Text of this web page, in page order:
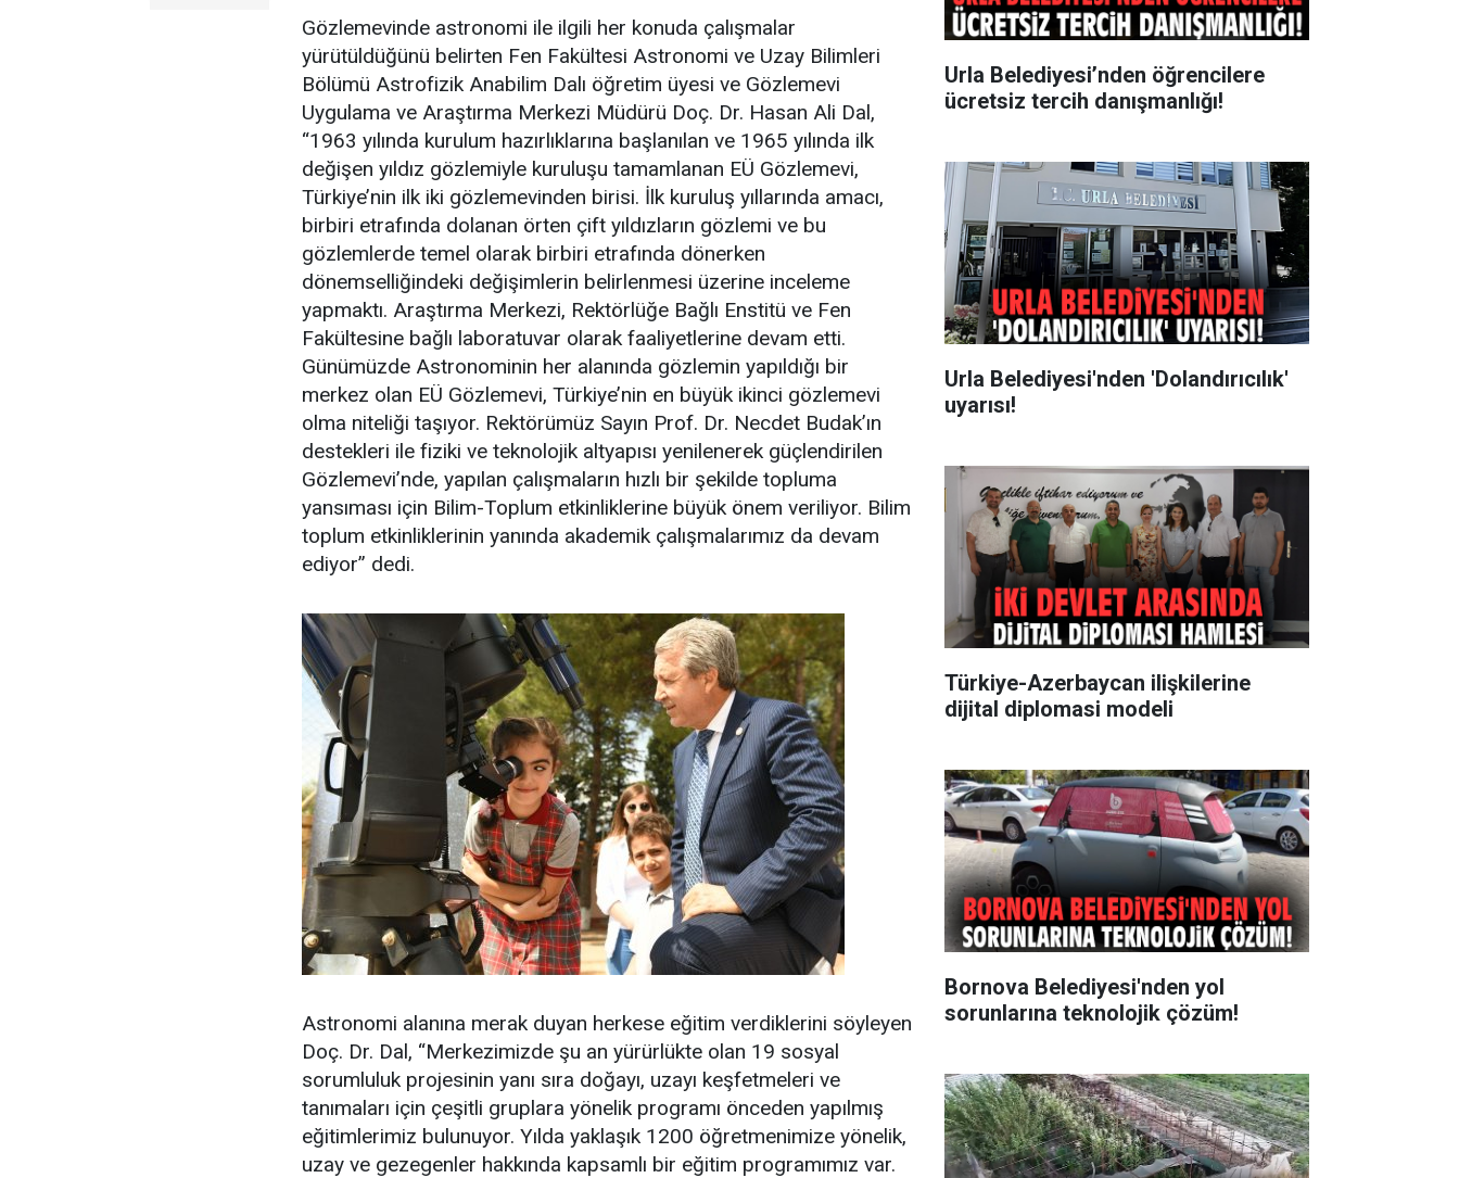
Gözlemevinde astronomi ile ilgili her konuda çalışmalar
yürütüldüğünü belirten Fen Fakültesi Astronomi ve Uzay Bilimleri
Bölümü Astrofizik Anabilim Dalı öğretim üyesi ve Gözlemevi
Uygulama ve Araştırma Merkezi Müdürü Doç. Dr. Hasan Ali Dal,
“1963 yılında kurulum hazırlıklarına başlanılan ve 1965 yılında ilk
değişen yıldız gözlemiyle kuruluşu tamamlanan EÜ Gözlemevi,
Türkiye’nin ilk iki gözlemevinden birisi. İlk kuruluş yıllarında amacı,
birbiri etrafında dolanan örten çift yıldızların gözlemi ve bu
gözlemlerde temel olarak birbiri etrafında dönerken
dönemselliğindeki değişimlerin belirlenmesi üzerine inceleme
yapmaktı. Araştırma Merkezi, Rektörlüğe Bağlı Enstitü ve Fen
Fakültesine bağlı laboratuvar olarak faaliyetlerine devam etti.
Günümüzde Astronominin her alanında gözlemin yapıldığı bir
merkez olan EÜ Gözlemevi, Türkiye’nin en büyük ikinci gözlemevi
olma niteliği taşıyor. Rektörümüz Sayın Prof. Dr. Necdet Budak’ın
destekleri ile fiziki ve teknolojik altyapısı yenilenerek güçlendirilen
Gözlemevi’nde, yapılan çalışmaların hızlı bir şekilde topluma
yansıması için Bilim-Toplum etkinliklerine büyük önem veriliyor. Bilim
toplum etkinliklerinin yanında akademik çalışmalarımız da devam
ediyor” dedi.
Astronomi alanına merak duyan herkese eğitim verdiklerini söyleyen
Doç. Dr. Dal, “Merkezimizde şu an yürürlükte olan 19 sosyal
sorumluluk projesinin yanı sıra doğayı, uzayı keşfetmeleri ve
tanımaları için çeşitli gruplara yönelik programı önceden yapılmış
eğitimlerimiz bulunuyor. Yılda yaklaşık 1200 öğretmenimize yönelik,
uzay ve gezegenler hakkında kapsamlı bir eğitim programımız var.
Urla Belediyesi’nden öğrencilere
ücretsiz tercih danışmanlığı!
Urla Belediyesi'nden 'Dolandırıcılık'
uyarısı!
Türkiye-Azerbaycan ilişkilerine
dijital diplomasi modeli
Bornova Belediyesi'nden yol
sorunlarına teknolojik çözüm!